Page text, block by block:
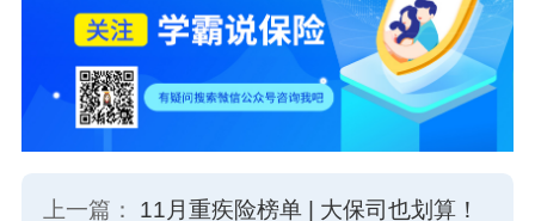
上一篇： 11月重疾险榜单 | 大保司也划算！